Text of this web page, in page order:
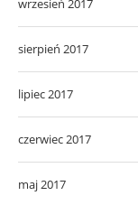
wrzesień 2017
sierpień 2017
lipiec 2017
czerwiec 2017
maj 2017